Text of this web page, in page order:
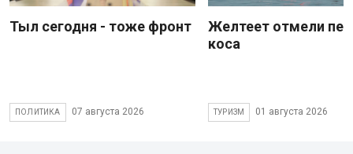
Тыл сегодня - тоже фронт
ПОЛИТИКА 07 августа 2026
Желтеет отмели
коса
ТУРИЗМ 01 августа 2026